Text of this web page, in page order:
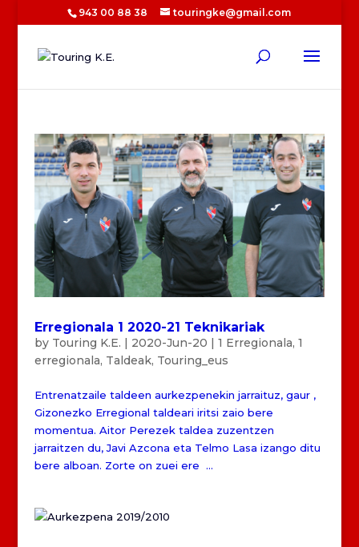
943 00 88 38 touringke@gmail.com
Erregionala 1 2020-21 Teknikariak
by Touring K.E. | 2020-Jun-20 | 1 Erregionala, 1
erregionala, Taldeak, Touring_eus
Entrenatzaile taldeen aurkezpenekin jarraituz, gaur ,
Gizonezko Erregional taldeari iritsi zaio bere
momentua. Aitor Perezek taldea zuzentzen
jarraitzen du, Javi Azcona eta Telmo Lasa izango ditu
bere alboan. Zorte on zuei ere ...